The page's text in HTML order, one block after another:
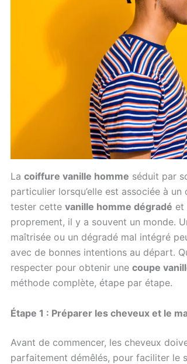
La coiffure vanille homme séduit par
particulier lorsqu’elle est associée à
tester cette vanille homme dégradé et
proprement, il y a souvent un monde.
maîtrisée ou un dégradé mal intégré
avec de bonnes intentions au départ.
respecter pour obtenir une coupe
méthode complète, étape par étape.
Étape 1 : Préparer les cheveux et le
Avant de commencer, les cheveux
parfaitement démêlés, pour faciliter le